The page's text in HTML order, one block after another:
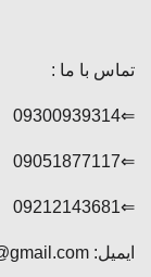
تماس با ما :
⇐09300939314
⇐09051877117
⇐09212143681
ایمیل: panberoo@gmail.com